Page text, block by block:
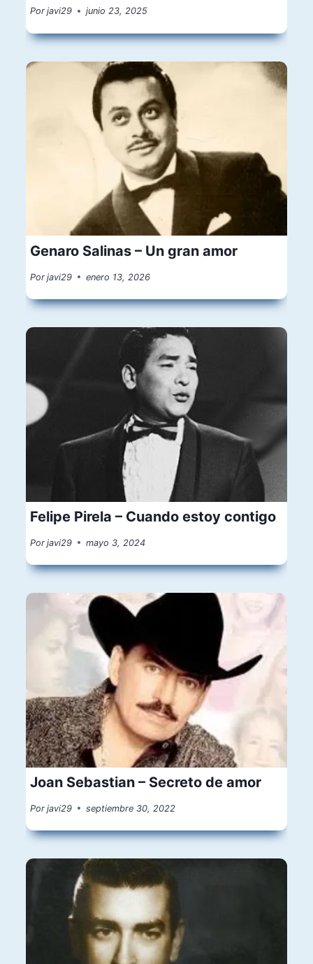
Por javi29 junio 23, 2025
Genaro Salinas – Un gran amor
Por javi29 enero 13, 2026
Felipe Pirela – Cuando estoy contigo
Por javi29 mayo 3, 2024
Joan Sebastian – Secreto de amor
Por javi29 septiembre 30, 2022